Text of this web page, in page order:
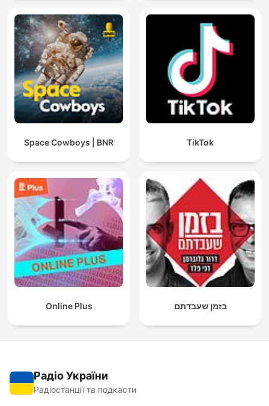
Space Cowboys | BNR TikTok
Online Plus בזמן שעבדתם
Радіо України
Радіостанції та подкасти